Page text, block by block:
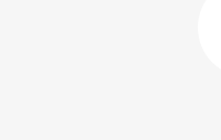
Certificado en